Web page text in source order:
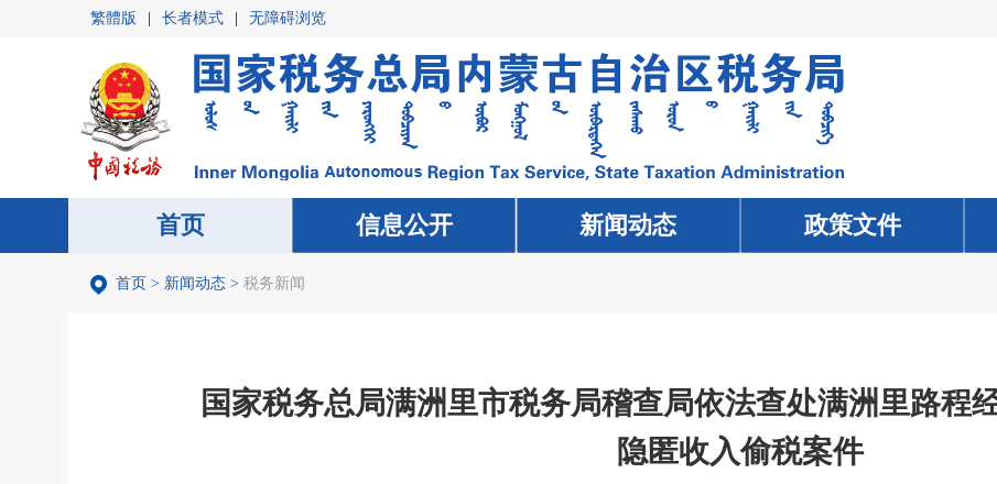
繁體版 长者模式 无障碍浏览
首页 信息公开 新闻动态 政策文件
首页 信息公开 新闻动态 政策文件
首页 > 新闻动态 > 税务新闻
国家税务总局满洲里市税务局稽查局依法查处满洲里路程
隐匿收入偷税案件